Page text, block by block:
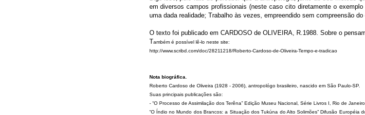
em diversos campos profissionais (neste caso cito diretamente o
uma dada realidade; Trabalho às vezes, empreendido sem compreensão
O texto foi publicado em CARDOSO de OLIVEIRA, R.1988. Sobre o
Também é possível lê-lo neste site:
http://www.scribd.com/doc/28211218/Roberto-Cardoso-de-Oliveira-Tempo-e-tradicao
Nota biográfica.
Roberto Cardoso de Oliveira (1928 - 2006), antropológo brasileiro, nascido em São Paulo-SP.
Suas principais publicações são:
- “O Processo de Assimilação dos Terêna” Edição Museu Nacional, Série Livros I, Rio de
“O Índio no Mundo dos Brancos: a Situação dos Tukúna do Alto Solimões” Difusão Européia